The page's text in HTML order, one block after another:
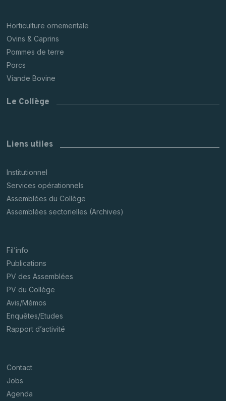
Horticulture ornementale
Ovins & Caprins
Pommes de terre
Porcs
Viande Bovine
Le Collège
Liens utiles
Institutionnel
Services opérationnels
Assemblées du Collège
Assemblées sectorielles (Archives)
Fil’info
Publications
PV des Assemblées
PV du Collège
Avis/Mémos
Enquêtes/Etudes
Rapport d’activité
Contact
Jobs
Agenda